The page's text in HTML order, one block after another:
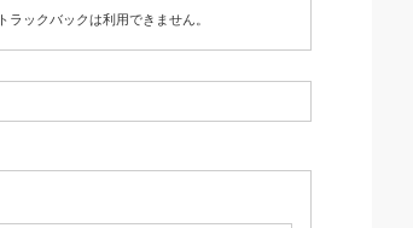
トラックバックは利用できません。